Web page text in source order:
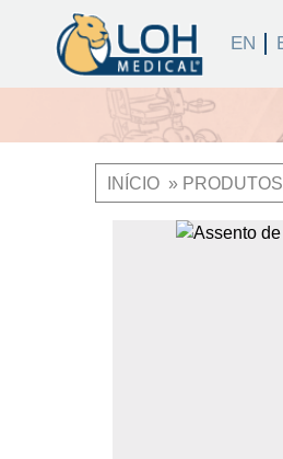
Trilha
INÍCIO PRODUTOS
OneLoh